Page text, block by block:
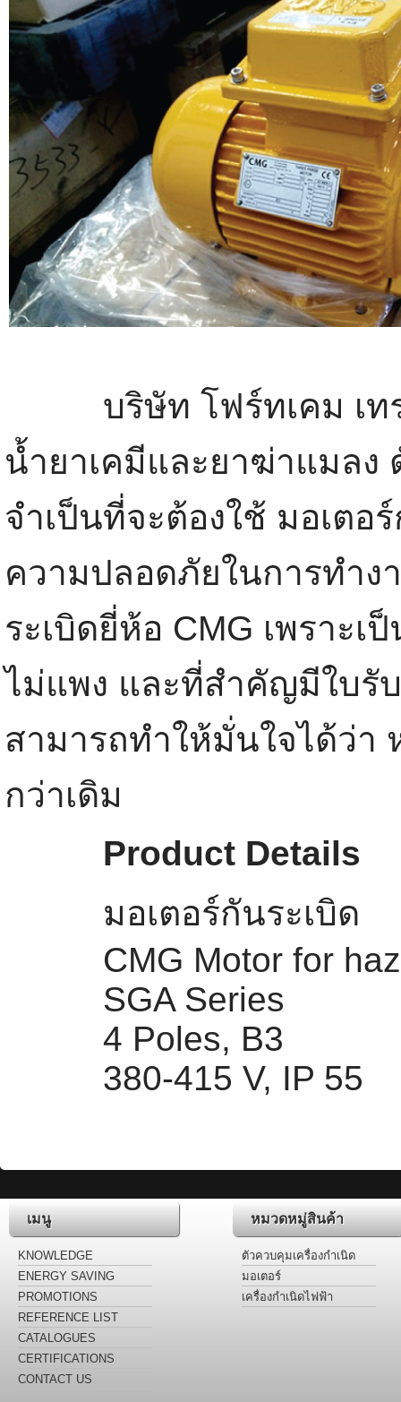
บริษัท โฟร์ทเคม เทรดิ้
น้ำยาเคมีและยาฆ่าแมลง
จำเป็นที่จะต้องใช้ มอเตอ
ความปลอดภัยในการทำง
ระเบิดยี่ห้อ CMG เพราะ
ไม่แพง และที่สำคัญมีใบรั
สามารถทำให้มั่นใจได้ว่
กว่าเดิม
Product Details
มอเตอร์กันระเบิด
CMG Motor for
SGA Series
4 Poles, B3
380-415 V, IP 55
เมนู
KNOWLEDGE
ENERGY SAVING
LABEL
PROMOTIONS
REFERENCE LIST
CATALOGUES
CERTIFICATIONS
CONTACT US
หมวดหมู่สินค้า
ตัวควบคุมเครื่องกำเนิด
ไฟฟ้า
มอเตอร์
เครื่องกำเนิดไฟฟ้า